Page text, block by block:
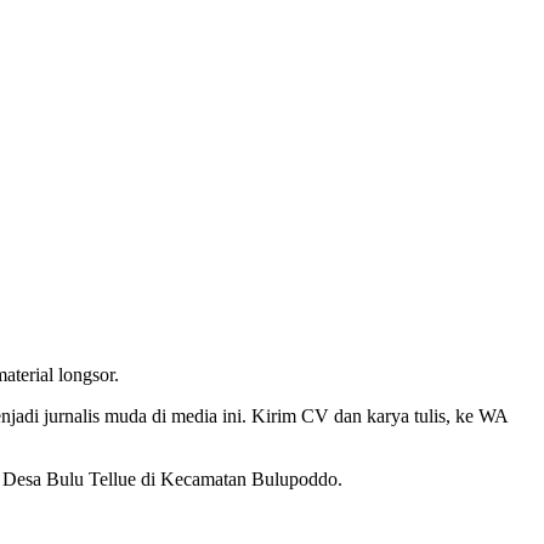
longsor.
jurnalis muda di media ini. Kirim CV dan karya tulis, ke WA
Bulu Tellue di Kecamatan Bulupoddo.